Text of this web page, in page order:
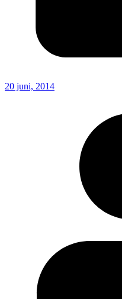
20 juni, 2014